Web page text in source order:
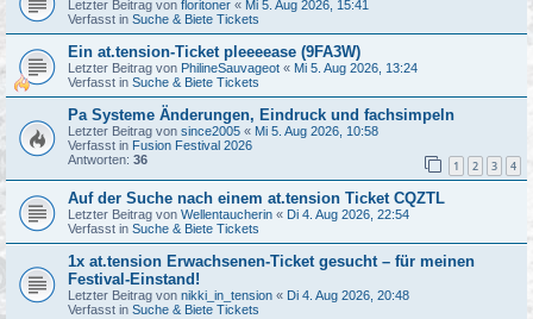
Letzter Beitrag von floritoner « Mi 5. Aug 2026, 15:41
Verfasst in Suche & Biete Tickets
Ein at.tension-Ticket pleeeease (9FA3W)
Letzter Beitrag von PhilineSauvageot « Mi 5. Aug 2026, 13:24
Verfasst in Suche & Biete Tickets
Pa Systeme Änderungen, Eindruck und fachsimpeln
Letzter Beitrag von since2005 « Mi 5. Aug 2026, 10:58
Verfasst in Fusion Festival 2026
Antworten: 36 1 2 3 4
Auf der Suche nach einem at.tension Ticket CQZTL
Letzter Beitrag von Wellentaucherin « Di 4. Aug 2026, 22:54
Verfasst in Suche & Biete Tickets
1x at.tension Erwachsenen-Ticket gesucht – für meinen
Festival-Einstand!
Letzter Beitrag von nikki_in_tension « Di 4. Aug 2026, 20:48
Verfasst in Suche & Biete Tickets